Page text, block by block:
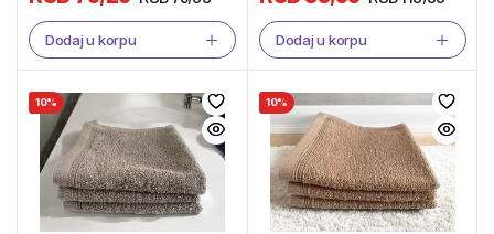
Dodaj u korpu Dodaj u korpu
10% 10%